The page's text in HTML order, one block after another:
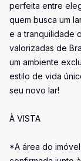
perfeita entre
quem busca um
e a tranquilidade
valorizadas de
um ambiente
estilo de vida
seu novo lar!
À VISTA
*A área do